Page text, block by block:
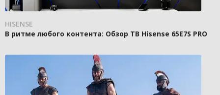
HISENSE
В ритме любого контента: Обзор ТВ Hisense 65E7S PRO